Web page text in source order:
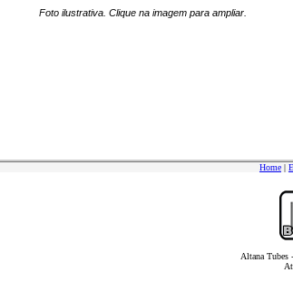
Foto ilustrativa. Clique na imagem para ampliar.
Home |
Altana Tubes